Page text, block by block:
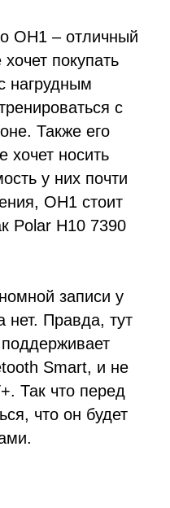
OH1 – отличный
покупать
нагрудным
с
Также его
хочет носить
у них почти
OH1 стоит
Polar H10 7390
записи у
нет. Правда, тут
Smart, и не
Так что перед
что он будет